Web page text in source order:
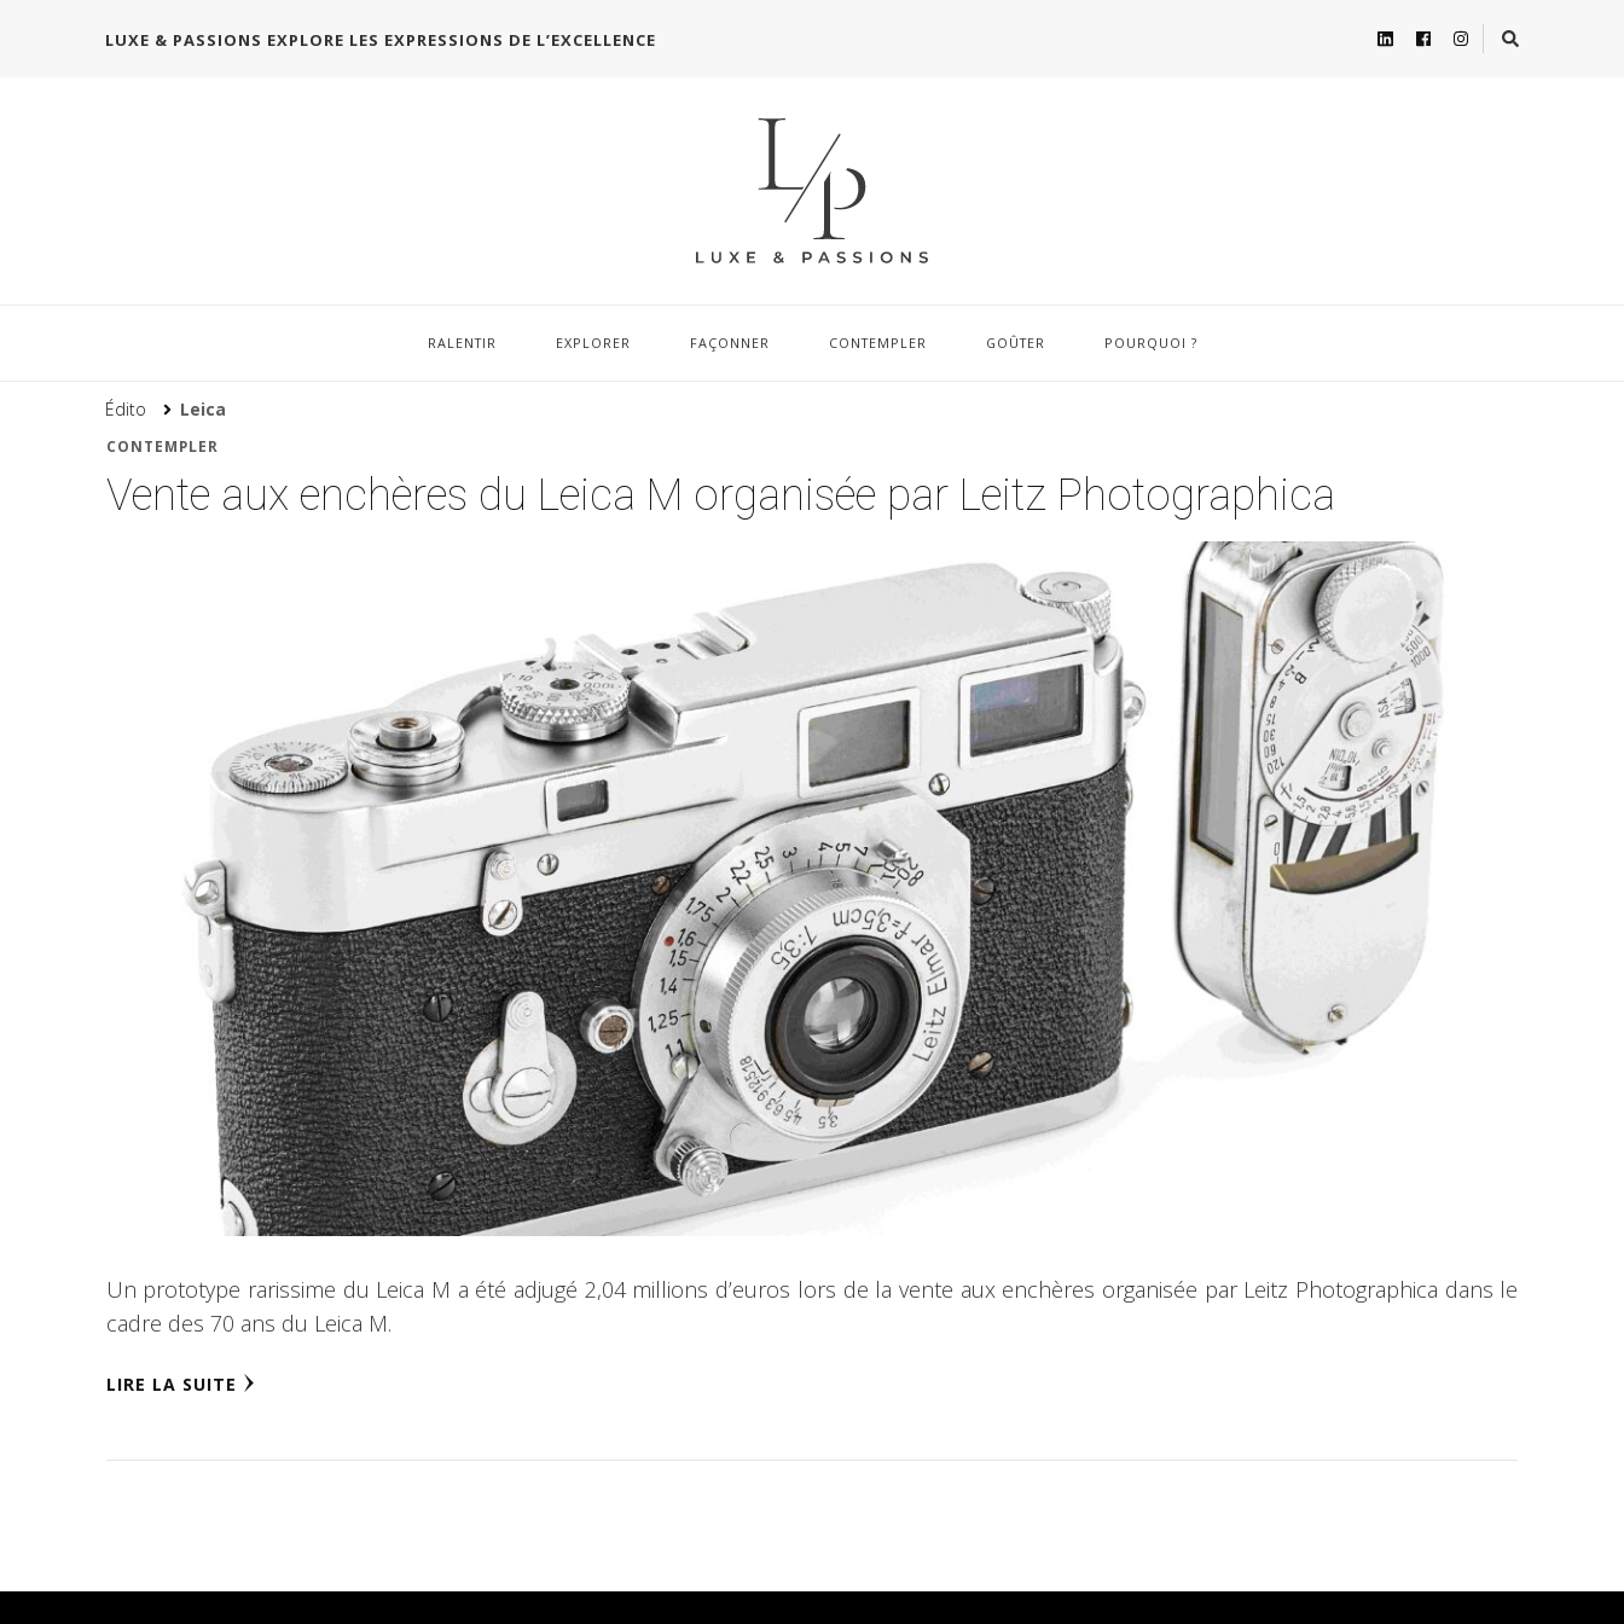
LUXE & PASSIONS EXPLORE LES EXPRESSIONS DE L’EXCELLENCE
RALENTIR EXPLORER FAÇONNER CONTEMPLER GOÛTER POURQUOI ?
Édito Leica
CONTEMPLER
Vente aux enchères du Leica M organisée par Leitz Photographica
Un prototype rarissime du Leica M a été adjugé 2,04 millions d’euros lors de la vente aux enchères organisée par Leitz Photographica dans le
cadre des 70 ans du Leica M.
LIRE LA SUITE